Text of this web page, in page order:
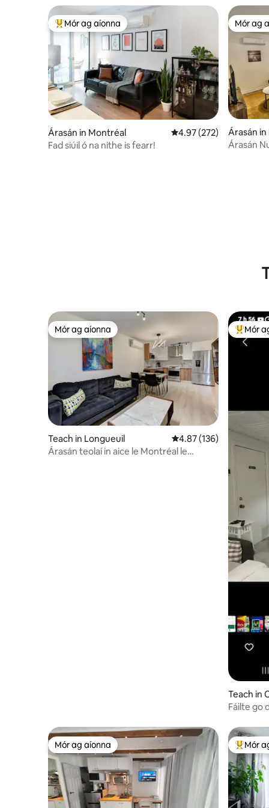
Aisce | In aice le YUL
An-mhór ag aíonna
Mór ag aíonna
Árasán in Montréal Meánrátáil 4.97 as 5,
4.97 (272)
Fad siúil ó na nithe is fearr!
Mór ag
Mór ag
Árasán in
Árasán
Mór ag aíonna
Mór ag aíonna
Teach in Longueuil Meánrátáil 4.87 as 5,
4.87 (136)
Árasán teolaí in aice le Montréal le
An-Mór
Teach in
Fáilte go
Mór ag aíonna
Mór ag aíonna An-Mór